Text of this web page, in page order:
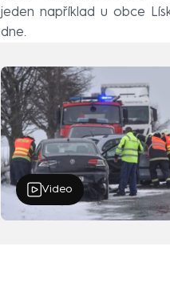
jeden například u obce
dne.
Video